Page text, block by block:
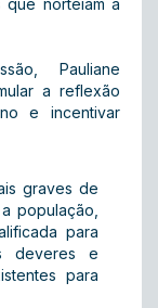
que norteiam a
Pauliane
a reflexão
e incentivar
graves de
população,
para
deveres e
para